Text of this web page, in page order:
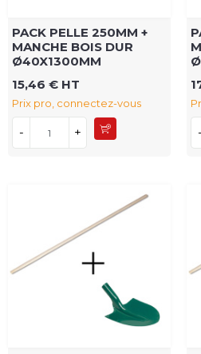
PACK PELLE 250MM +
MANCHE BOIS DUR
Ø40X1300MM
15,46 € HT
Prix pro, connectez-vous
- + -